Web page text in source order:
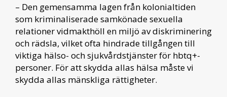
– Den gemensamma lagen från kolonialtiden
som kriminaliserade samkönade sexuella
relationer vidmakthöll en miljö av diskriminering
och rädsla, vilket ofta hindrade tillgången till
viktiga hälso- och sjukvårdstjänster för hbtq+-
personer. För att skydda allas hälsa måste vi
skydda allas mänskliga rättigheter.